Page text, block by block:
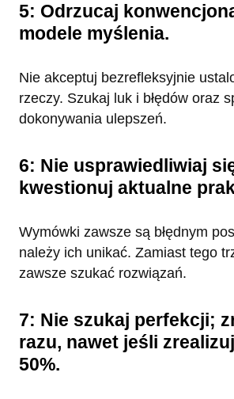
5: Odrzucaj
modele myślenia.
Nie akceptuj bezrefleksyjnie
rzeczy. Szukaj luk i błędów oraz
dokonywania ulepszeń.
6: Nie usprawiedliwiaj
kwestionuj aktualne
Wymówki zawsze są błędnym
należy ich unikać. Zamiast tego
zawsze szukać rozwiązań.
7: Nie szukaj perfekcji;
razu, nawet jeśli
50%.